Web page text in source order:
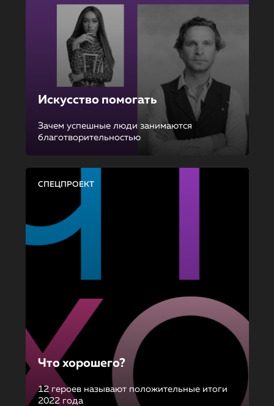
Искусство помогать
Зачем успешные люди занимаются
благотворительностью
СПЕЦПРОЕКТ
Что хорошего?
12 героев называют положительные итоги
2022 года